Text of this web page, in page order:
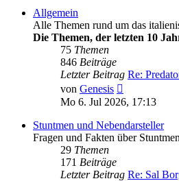
Allgemein
Alle Themen rund um das
Die Themen, der letzten 10
75 Themen
846 Beiträge
Letzter Beitrag Re:
von Genesis
Beitrag
Mo 6. Jul 2026, 17:13
Stuntmen und Nebendarsteller
Fragen und Fakten über
29 Themen
171 Beiträge
Letzter Beitrag Re: Sal